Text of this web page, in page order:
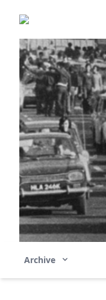
Archive